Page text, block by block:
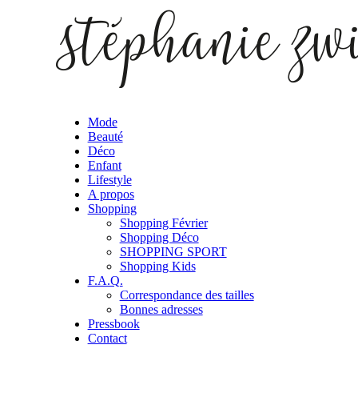
Mode
Beauté
Déco
Enfant
Lifestyle
A propos
Shopping
Shopping Février
Shopping Déco
SHOPPING SPORT
Shopping Kids
F.A.Q.
Correspondance des tailles
Bonnes adresses
Pressbook
Contact